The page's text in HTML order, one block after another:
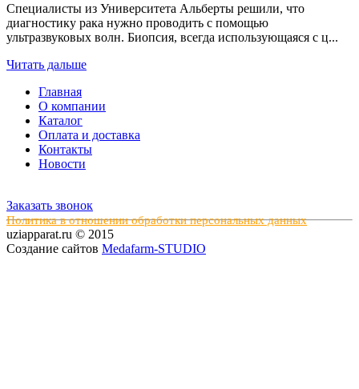
Специалисты из Университета Альберты решили, что
диагностику рака нужно проводить с помощью
ультразвуковых волн. Биопсия, всегда использующаяся с ц...
Читать дальше
Главная
О компании
Каталог
Оплата и доставка
Контакты
Новости
Заказать звонок
Политика в отношении обработки персональных данных
uziapparat.ru © 2015
Создание сайтов Medafarm-STUDIO